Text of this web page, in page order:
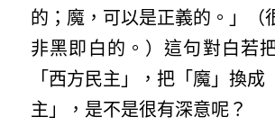
的；魔，可以是正義的。」（
非黑即白的。）這句對白若
「西方民主」，把「魔」換成
主」，是不是很有深意呢？